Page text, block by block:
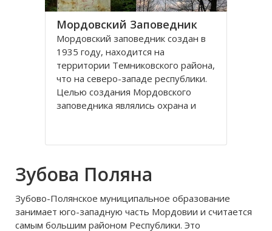
Мордовский Заповедник
Мордовский заповедник создан в
1935 году, находится на
территории Темниковского района,
что на северо-западе республики.
Целью создания Мордовского
заповедника являлись охрана и
еловыми насаждениями,
животного мира
Зубова Поляна
Зубово-Полянское муниципальное образование
занимает юго-западную часть Мордовии и считается
самым большим районом Республики. Это